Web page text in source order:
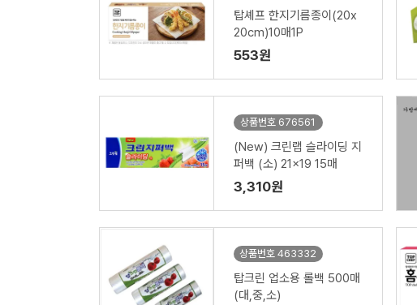
탑셰프 한지기름종이(20x
20cm)10매1P
553원
상품번호 676561
(New) 크린랩 슬라이딩 지
퍼백 (소) 21x19 15매
3,310원
상품번호 463332
탑크린 업소용 롤백 500매
(대,중,소)